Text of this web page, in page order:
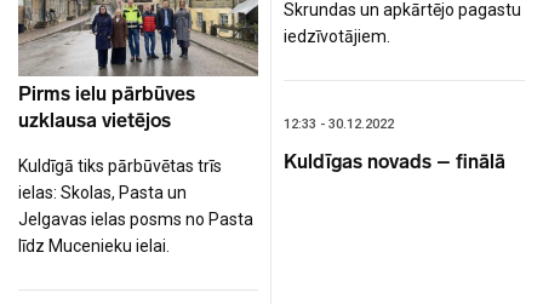
Pirms ielu pārbūves
uzklausa vietējos
Kuldīgā tiks pārbūvētas trīs
ielas: Skolas, Pasta un
Jelgavas ielas posms no Pasta
līdz Mucenieku ielai.
Skrundas un apkārtējo pagastu
iedzīvotājiem.
12:33 - 30.12.2022
Kuldīgas novads – finālā